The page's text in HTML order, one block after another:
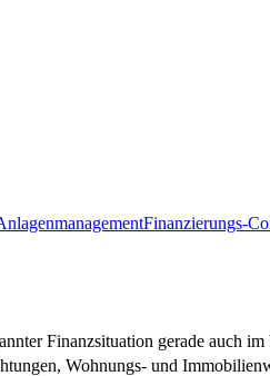
Finanzierungs-
Finanzsituation gerade
Wohnungs- und